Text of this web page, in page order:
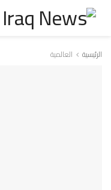
الرئيسية العالمية